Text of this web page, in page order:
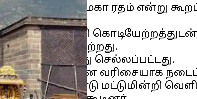
மகா ரதம் என்று
கடந்த 17ம் தேதி
நடைபெற்றது.
இழுத்து செல்லப்பட்டது.
தேரோட்டம் என வரிசையாக
தமிழ்நாடு மட்டுமின்றி